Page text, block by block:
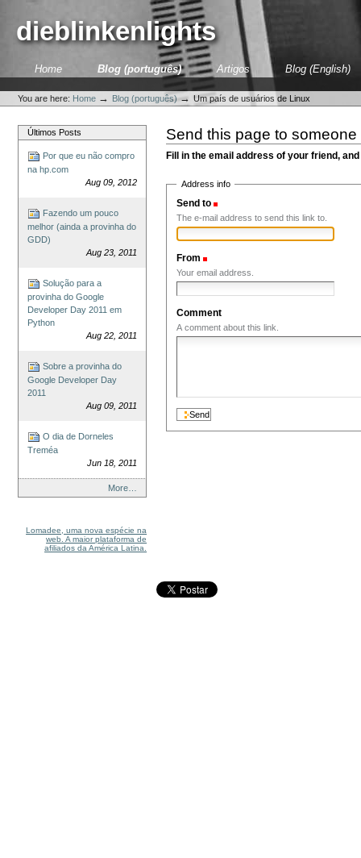
content.dieblinkenlights
SectionsHome Blog (português) Artigos Blog (English)
tools
You are here: Home → Blog (português) →Um país de usuários de Linux
Últimos Posts
Por que eu não compro
na hp.com
Aug 09, 2012
Fazendo um pouco
melhor (ainda a provinha do
GDD)
Aug 23, 2011
Solução para a
provinha do Google
Developer Day 2011 em
Python
Aug 22, 2011
Sobre a provinha do
Google Developer Day
2011
Aug 09, 2011
O dia de Dorneles
Treméa
Jun 18, 2011
More…
Lomadee, uma nova espécie na
web. A maior plataforma de
afiliados da América Latina.
Send this page to someone
Fill in the email address of your friend,
Address info
Send to
The e-mail address to send this link to.
From
Your email address.
Comment
A comment about this link.